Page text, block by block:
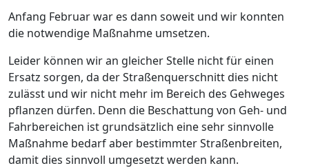
Anfang Februar war es dann soweit und wir konnten
die notwendige Maßnahme umsetzen.
Leider können wir an gleicher Stelle nicht für einen
Ersatz sorgen, da der Straßenquerschnitt dies nicht
zulässt und wir nicht mehr im Bereich des Gehweges
pflanzen dürfen. Denn die Beschattung von Geh- und
Fahrbereichen ist grundsätzlich eine sehr sinnvolle
Maßnahme bedarf aber bestimmter Straßenbreiten,
damit dies sinnvoll umgesetzt werden kann.